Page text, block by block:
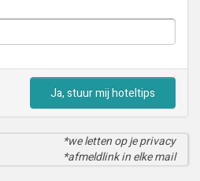
Ja, stuur mij hoteltips
*we letten op je privacy
*afmeldlink in elke mail